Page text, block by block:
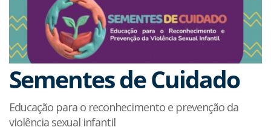
Sementes de Cuidado
Educação para o reconhecimento e prevenção da
violência sexual infantil